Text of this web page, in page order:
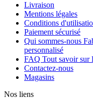
Livraison
Mentions légales
Conditions
Paiement sécurisé
Qui sommes-nous
personnalisé
FAQ Tout savoir sur
Contactez-nous
Magasins
Nos liens